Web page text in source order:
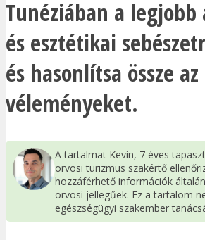
Tunéziában a
és esztétikai
és hasonlítsa össze
véleményeket.
A tartalmat Kevin, 7 éves
orvosi turizmus szakértő
hozzáférhető információk
orvosi jellegűek. Ez a tartalom
egészségügyi szakember